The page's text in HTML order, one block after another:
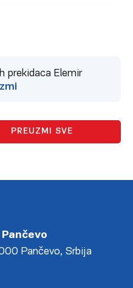
prekidaca Elemir
PREUZMI SVE
Pančevo, Srbija